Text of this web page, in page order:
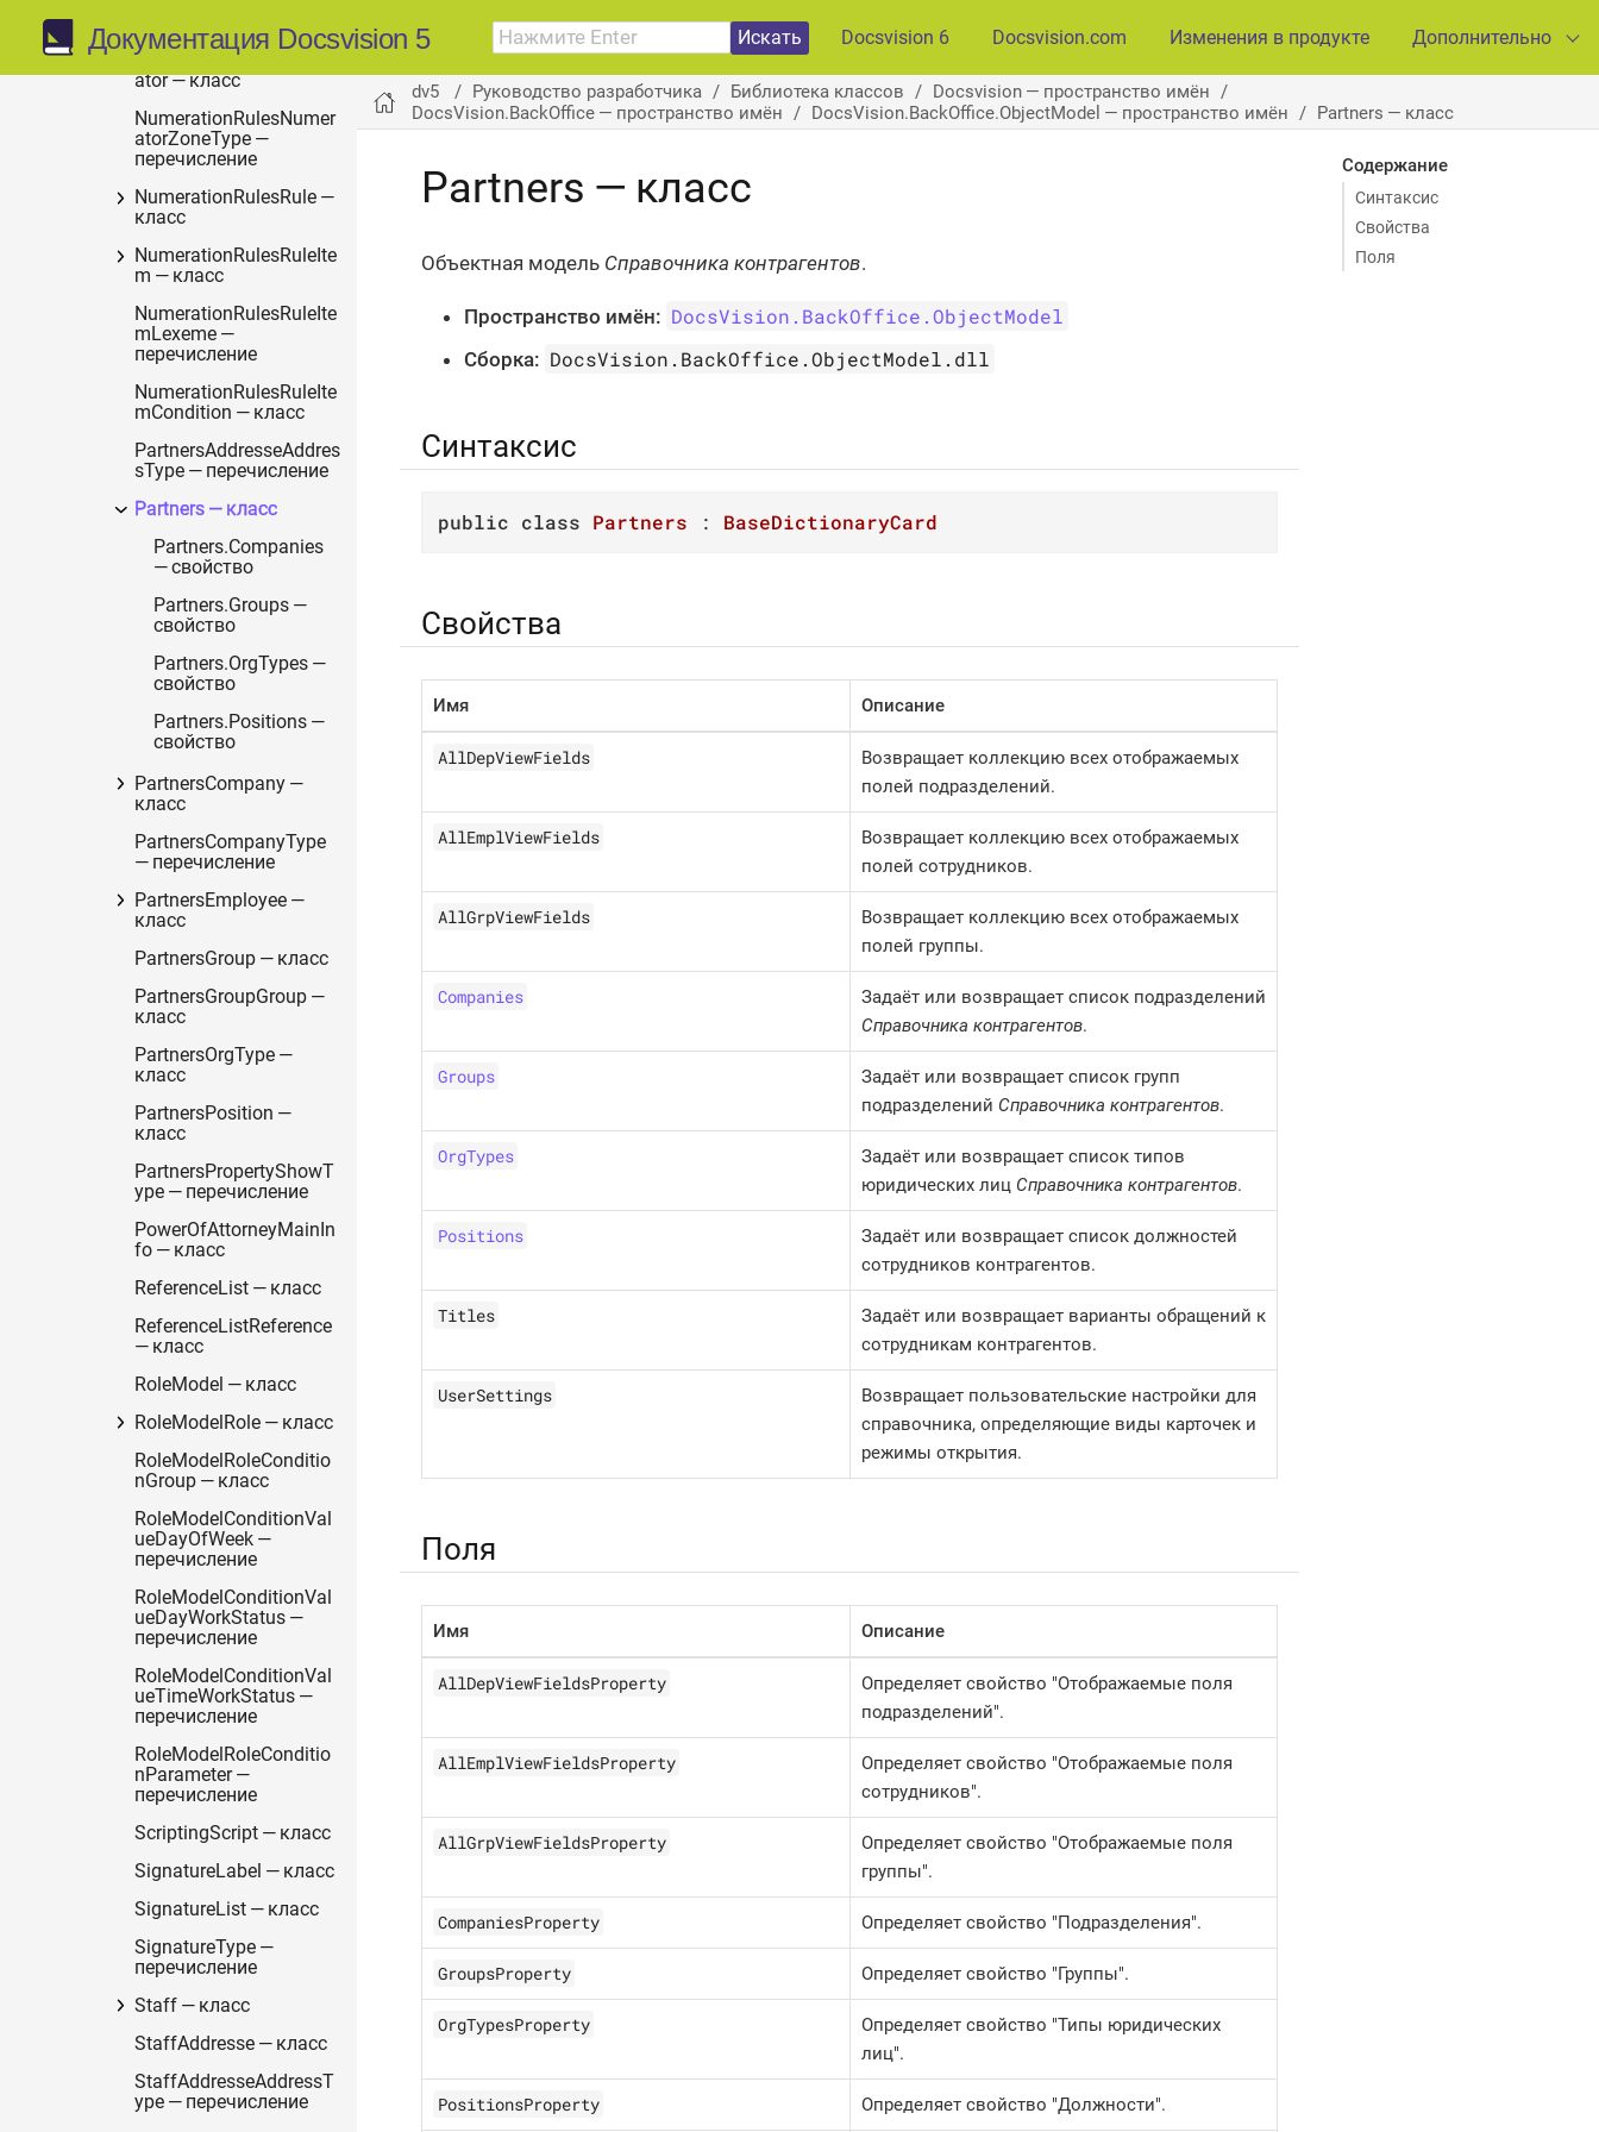
Документация Docsvision 5 Искать Docsvision 6 Docsvision.com Изменения в продукте Дополнительно
NumerationRulesNumer
ator — класс
NumerationRulesNumer
atorZoneType —
перечисление
NumerationRulesRule —
класс
NumerationRulesRuleIte
m — класс
NumerationRulesRuleIte
mLexeme —
перечисление
NumerationRulesRuleIte
mCondition — класс
PartnersAddresseAddres
sType — перечисление
Partners — класс
Partners.Companies
— свойство
Partners.Groups —
свойство
Partners.OrgTypes —
свойство
Partners.Positions —
свойство
PartnersCompany —
класс
PartnersCompanyType
— перечисление
PartnersEmployee —
класс
PartnersGroup — класс
PartnersGroupGroup —
класс
PartnersOrgType —
класс
PartnersPosition —
класс
PartnersPropertyShowT
ype — перечисление
PowerOfAttorneyMainIn
fo — класс
ReferenceList — класс
ReferenceListReference
— класс
RoleModel — класс
RoleModelRole — класс
RoleModelRoleConditio
nGroup — класс
RoleModelConditionVal
ueDayOfWeek —
перечисление
RoleModelConditionVal
ueDayWorkStatus —
перечисление
RoleModelConditionVal
ueTimeWorkStatus —
перечисление
RoleModelRoleConditio
nParameter —
перечисление
ScriptingScript — класс
SignatureLabel — класс
SignatureList — класс
SignatureType —
перечисление
Staff — класс
StaffAddresse — класс
StaffAddresseAddressT
ype — перечисление
dv5 Руководство разработчика Библиотека классов
Docsvision — пространство имён
DocsVision.BackOffice — пространство имён
DocsVision.BackOffice.ObjectModel — пространство имён Partners — класс
Содержание
Синтаксис
Свойства
Поля
Partners — класс
Объектная модель Справочника контрагентов.
Пространство имён: DocsVision.BackOffice.ObjectModel
Сборка: DocsVision.BackOffice.ObjectModel.dll
Синтаксис
public class Partners : BaseDictionaryCard
Свойства
Имя Описание
AllDepViewFields
Возвращает коллекцию всех отображаемых
полей подразделений.
AllEmplViewFields
Возвращает коллекцию всех отображаемых
полей сотрудников.
AllGrpViewFields
Возвращает коллекцию всех отображаемых
полей группы.
Companies
Задаёт или возвращает список подразделений
Справочника контрагентов.
Groups
Задаёт или возвращает список групп
подразделений Справочника контрагентов.
OrgTypes
Задаёт или возвращает список типов
юридических лиц Справочника контрагентов.
Positions
Задаёт или возвращает список должностей
сотрудников контрагентов.
Titles
Задаёт или возвращает варианты обращений к
сотрудникам контрагентов.
UserSettings
Возвращает пользовательские настройки для
справочника, определяющие виды карточек и
режимы открытия.
Поля
Имя Описание
AllDepViewFieldsProperty
Определяет свойство "Отображаемые поля
подразделений".
AllEmplViewFieldsProperty
Определяет свойство "Отображаемые поля
сотрудников".
AllGrpViewFieldsProperty
Определяет свойство "Отображаемые поля
группы".
CompaniesProperty Определяет свойство "Подразделения".
GroupsProperty Определяет свойство "Группы".
OrgTypesProperty
Определяет свойство "Типы юридических
лиц".
PositionsProperty Определяет свойство "Должности".